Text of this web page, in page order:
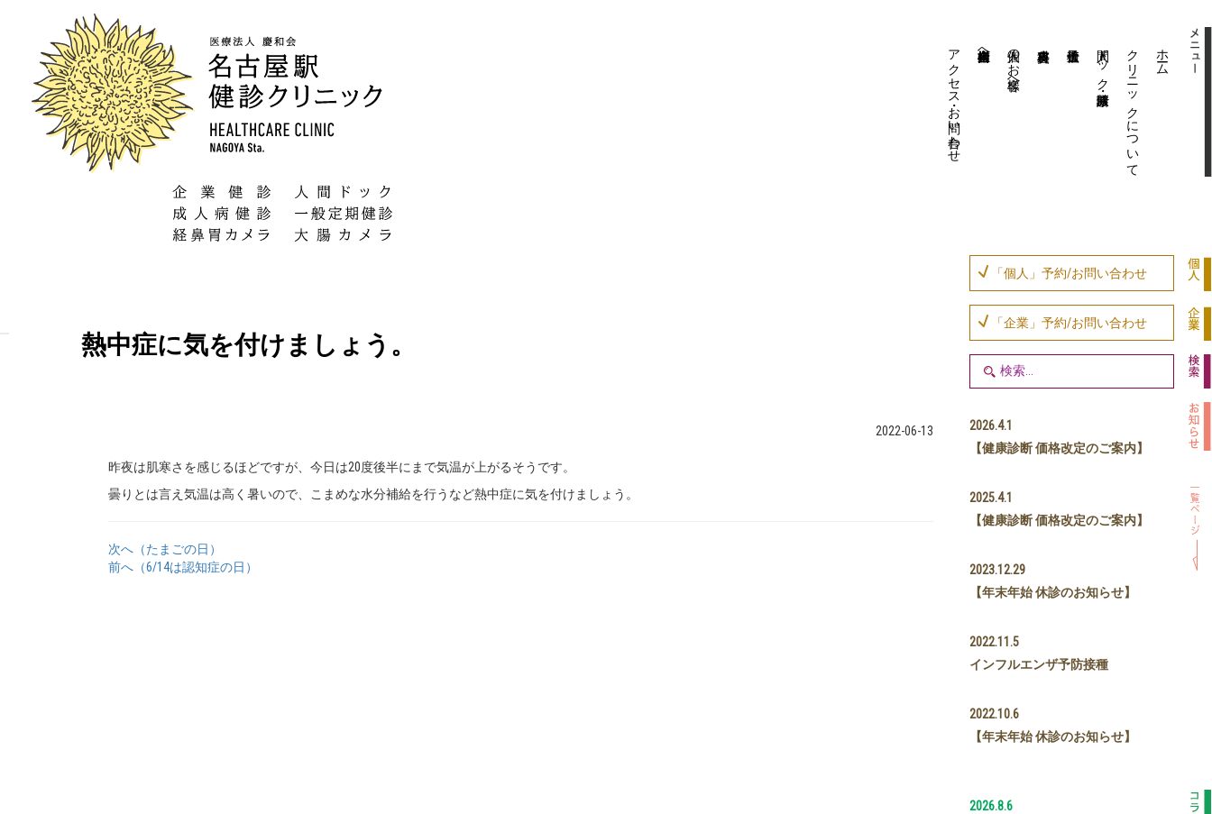
アクセス・お問い合わせ 企業内担当者様へ 個人のお客様へ 人間ドック・健康診断 クリニックについて ホーム
熱中症に気を付けましょう。
2022-06-13
昨夜は肌寒さを感じるほどですが、今日は20度後半にまで気温が上がるそうです。
曇りとは言え気温は高く暑いので、こまめな水分補給を行うなど熱中症に気を付けましょう。
次へ（たまごの日）
前へ（6/14は認知症の日）
「個人」予約/お問い合わせ
「企業」予約/お問い合わせ
2026.4.1
【健康診断 価格改定のご案内】
2025.4.1
【健康診断 価格改定のご案内】
2023.12.29
【年末年始 休診のお知らせ】
2022.11.5
インフルエンザ予防接種
2022.10.6
【年末年始 休診のお知らせ】
2026.8.6